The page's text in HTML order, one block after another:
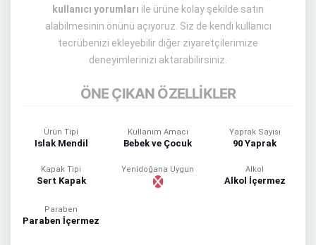
kullanıcı yorumları ile ürüne kolay şekilde satın
alabilmesinin önünü açıyoruz. Siz de kendi kullanıcı
tecrübenizi ekleyebilir diğer ziyaretçilerimize
deneyimlerinizi aktarabilirsiniz.
ÖNE ÇIKAN ÖZELLİKLER
Ürün Tipi
Islak Mendil
Kullanım Amacı
Bebek ve Çocuk
Yaprak Sayısı
90 Yaprak
Kapak Tipi
Sert Kapak
Yenidoğana Uygun Alkol
Alkol İçermez
Paraben
Paraben İçermez